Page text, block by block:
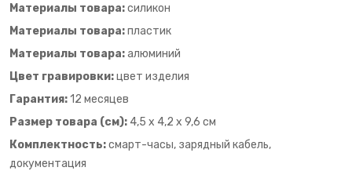
Материалы товара:силикон
Материалы товара:пластик
Материалы товара:алюминий
Цвет гравировки:цвет изделия
Гарантия:12 месяцев
Размер товара (см): 4,5 x 4,2 x 9,6 см
Комплектность:смарт-часы, зарядный кабель,
документация